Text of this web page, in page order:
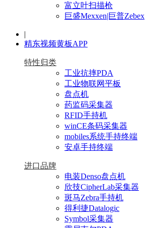
富立叶扫描枪
巨盛Mexxen|巨普Zebex
|
精东视频黄板APP
特性归类
工业抗摔PDA
工业物联网平板
盘点机
药监码采集器
RFID手持机
winCE条码采集器
mobiles系统手持终端
安卓手持终端
进口品牌
电装Denso盘点机
欣技CipherLab采集器
斑马Zebra手持机
得利捷Datalogic
Symbol采集器